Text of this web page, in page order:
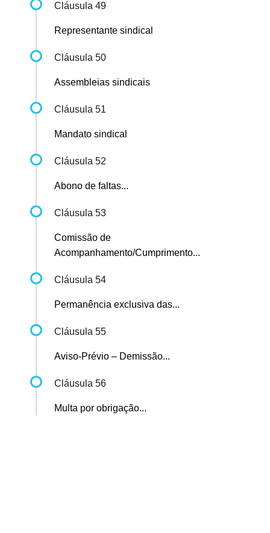
Cláusula 49
Representante sindical
Cláusula 50
Assembleias sindicais
Cláusula 51
Mandato sindical
Cláusula 52
Abono de faltas...
Cláusula 53
Comissão de
Acompanhamento/Cumprimento...
Cláusula 54
Permanência exclusiva das...
Cláusula 55
Aviso-Prévio – Demissão...
Cláusula 56
Multa por obrigação...